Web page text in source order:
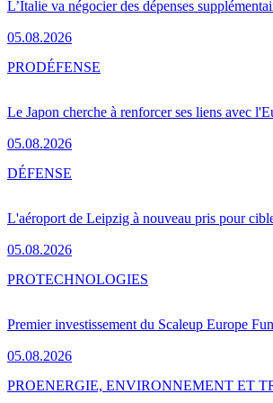
L’Italie va négocier des dépenses
05.08.2026
Le Japon cherche à renforcer ses liens avec
05.08.2026
PRODÉFENSE
L'aéroport de Leipzig à nouveau pris pour
05.08.2026
DÉFENSE
Premier investissement du Scaleup Europe
05.08.2026
PROTECHNOLOGIES
PROENERGIE, ENVIRONNEMENT ET